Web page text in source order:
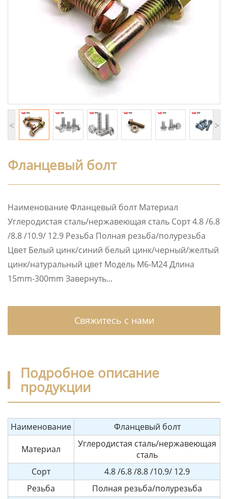
< >
Фланцевый болт
Наименование Фланцевый болт Материал
Углеродистая сталь/нержавеющая сталь Сорт 4.8 /6.8
/8.8 /10.9/ 12.9 Резьба Полная резьба/полурезьба
Цвет Белый цинк/синий белый цинк/черный/желтый
цинк/натуральный цвет Модель M6-M24 Длина
15mm-300mm Завернуть...
Свяжитесь с нами
Подробное описание
продукции
Наименование
Фланцевый болт
Материал
Углеродистая сталь/нержавеющая
сталь
Сорт
4.8 /6.8 /8.8 /10.9/ 12.9
Резьба
Полная резьба/полурезьба